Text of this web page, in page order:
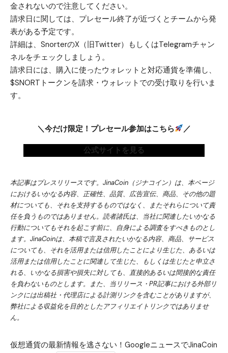
金されないので注意してください。
請求日に関しては、プレセール終了が近づくとチームから発
表がある予定です。
詳細は、SnorterのX（旧Twitter） もしくはTelegramチャン
ネルをチェックしましょう。
請求日には、購入に使ったウォレットと対応通貨を準備し、
$SNORTトークンを請求・ウォレットでの受け取りを行いま
す。
＼今だけ限定！プレセール参加はこちら ／
公式サイトを見る
本記事はプレスリリースです。JinaCoin（ジナコイン）は、本ページ
におけるいかなる内容、正確性、品質、広告宣伝、商品、その他の題
材についても、それを支持するものではなく、またそれらについて責
任を負うものではありません。読者諸氏は、当社に関連したいかなる
行動についてもそれを起こす前に、自身による調査をすべきものとし
ます。JinaCoinは、本稿で言及されたいかなる内容、商品、サービス
についても、それを活用または信用したことにより生じた、あるいは
活用または信用したことに関連して生じた、もしくは生じたと申立さ
れる、いかなる損害や損失に対しても、直接的あるいは間接的な責任
を負わないものとします。また、当リリース・PR記事における外部リ
ンクには出稿社・代理店による計測リンクを含むことがありますが、
弊社による収益化を目的としたアフィリエイトリンクではありませ
ん。
仮想通貨の最新情報を逃さない！GoogleニュースでJinaCoin